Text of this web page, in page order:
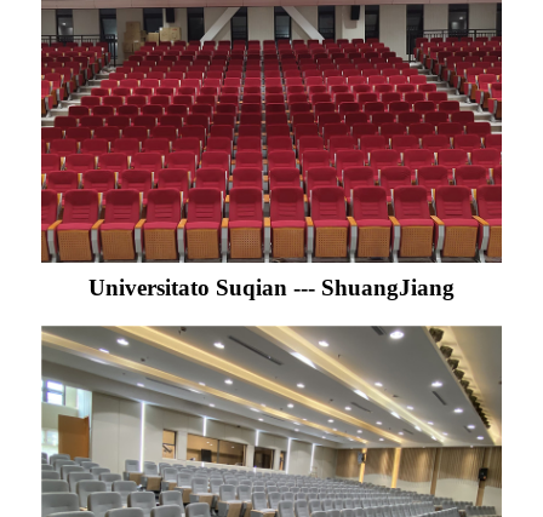
Universitato Suqian --- ShuangJiang